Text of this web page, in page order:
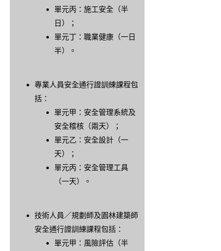
單元丙：施工安全（半
日）；
單元丁：職業健康（一日
半）。
專業人員安全通行證訓練課程包
括：
單元甲：安全管理系統及
安全稽核（兩天）；
單元乙：安全設計（一
天）；
單元丙：安全管理工具
（一天）。
技術人員／規劃師及園林建築師
安全通行證訓練課程包括：
單元甲：風險評估（半